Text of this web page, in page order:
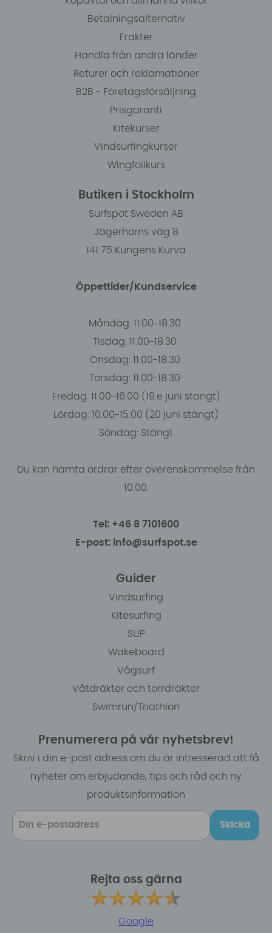
Betalningsalternativ
Frakter
Handla från andra länder
Returer och reklamationer
B2B - Företagsförsäljning
Prisgaranti
Kitekurser
Vindsurfingkurser
Wingfoilkurs
Butiken i Stockholm
Surfspot Sweden AB
Jägerhorns väg 8
141 75 Kungens Kurva
Öppettider/Kundservice
Måndag: 11.00-18.30
Tisdag: 11.00-18.30
Onsdag: 11.00-18.30
Torsdag: 11.00-18.30
Fredag: 11.00-16:00 (19:e juni stängt)
Lördag: 10.00-15.00 (20 juni stängt)
Söndag: Stängt
Du kan hämta ordrar efter överenskommelse från
10.00.
Tel: +46 8 7101600
E-post: info@surfspot.se
Guider
Vindsurfing
Kitesurfing
SUP
Wakeboard
Vågsurf
Våtdräkter och torrdräkter
Swimrun/Triathlon
Prenumerera på vår nyhetsbrev!
Skriv i din e-post adress om du är intresserad att få
nyheter om erbjudande, tips och råd och ny
produktsinformation
Skicka
Rejta oss gärna
Google